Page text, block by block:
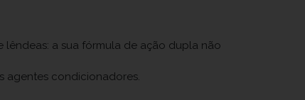
a sua fórmula de ação dupla não
agentes condicionadores.